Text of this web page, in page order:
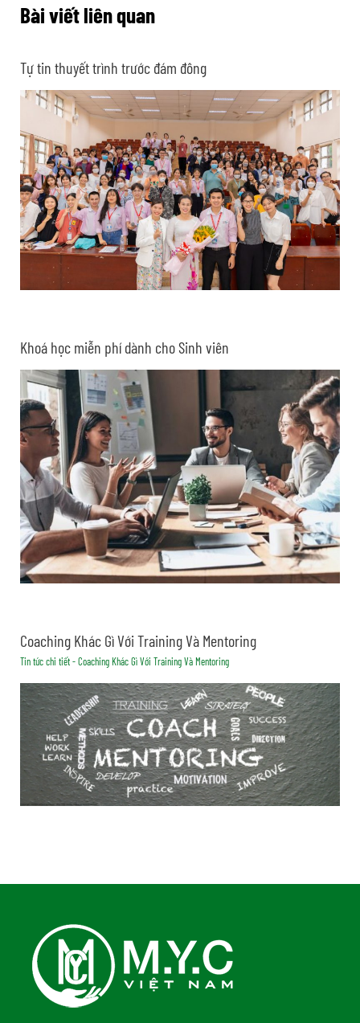
Bài viết liên quan
Tự tin thuyết trình trước đám đông
Khoá học miễn phí dành cho Sinh viên
Coaching Khác Gì Với Training Và Mentoring
Tin tức chi tiết - Coaching Khác Gì Với Training Và Mentoring